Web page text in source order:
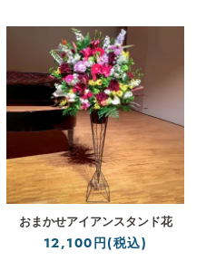
おまかせアイアンスタンド花
12,100円(税込)